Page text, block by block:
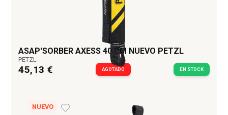
ASAP'SORBER AXESS 40 CM NUEVO PETZL
PETZL
45,13 € AGOTADO EN STOCK
NUEVO